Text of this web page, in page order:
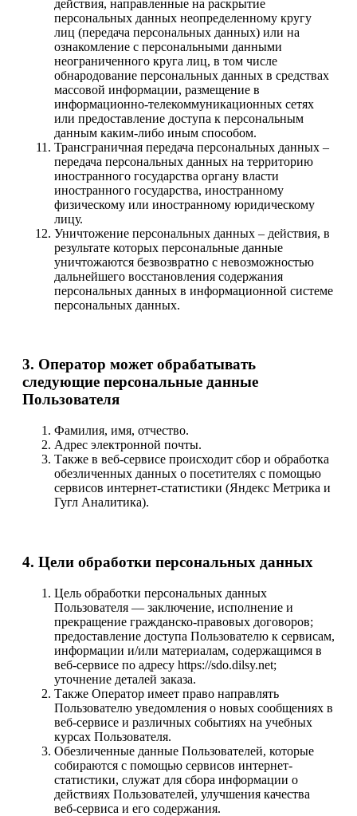
действия, направленные на раскрытие
персональных данных неопределенному кругу
лиц (передача персональных данных) или на
ознакомление с персональными данными
неограниченного круга лиц, в том числе
обнародование персональных данных в средствах
массовой информации, размещение в
информационно-телекоммуникационных сетях
или предоставление доступа к персональным
данным каким-либо иным способом.
Трансграничная передача персональных данных –
передача персональных данных на территорию
иностранного государства органу власти
иностранного государства, иностранному
физическому или иностранному юридическому
лицу.
Уничтожение персональных данных – действия, в
результате которых персональные данные
уничтожаются безвозвратно с невозможностью
дальнейшего восстановления содержания
персональных данных в информационной системе
персональных данных.
3. Оператор может обрабатывать
следующие персональные данные
Пользователя
Фамилия, имя, отчество.
Адрес электронной почты.
Также в веб-сервисе происходит сбор и обработка
обезличенных данных о посетителях с помощью
сервисов интернет-статистики (Яндекс Метрика и
Гугл Аналитика).
4. Цели обработки персональных данных
Цель обработки персональных данных
Пользователя — заключение, исполнение и
прекращение гражданско-правовых договоров;
предоставление доступа Пользователю к сервисам,
информации и/или материалам, содержащимся в
веб-сервисе по адресу https://sdo.dilsy.net;
уточнение деталей заказа.
Также Оператор имеет право направлять
Пользователю уведомления о новых сообщениях в
веб-сервисе и различных событиях на учебных
курсах Пользователя.
Обезличенные данные Пользователей, которые
собираются с помощью сервисов интернет-
статистики, служат для сбора информации о
действиях Пользователей, улучшения качества
веб-сервиса и его содержания.